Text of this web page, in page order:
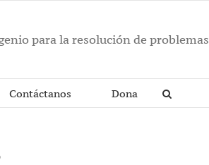
para la resolución de problemas
Contáctanos Dona